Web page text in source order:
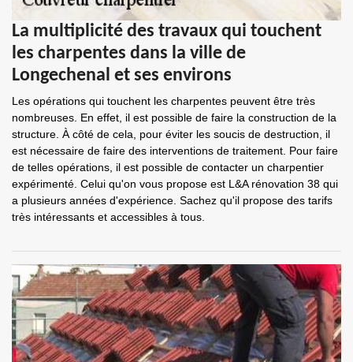
La multiplicité des travaux qui touchent
les charpentes dans la ville de
Longechenal et ses environs
Les opérations qui touchent les charpentes peuvent être très
nombreuses. En effet, il est possible de faire la construction de la
structure. À côté de cela, pour éviter les soucis de destruction, il
est nécessaire de faire des interventions de traitement. Pour faire
de telles opérations, il est possible de contacter un charpentier
expérimenté. Celui qu'on vous propose est L&A rénovation 38 qui
a plusieurs années d'expérience. Sachez qu'il propose des tarifs
très intéressants et accessibles à tous.